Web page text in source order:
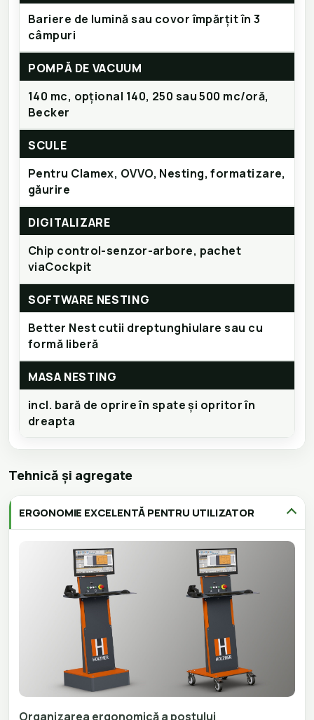
Bariere de lumină sau covor împărțit în 3
câmpuri
POMPĂ DE VACUUM
140 mc, opțional 140, 250 sau 500 mc/oră,
Becker
SCULE
Pentru Clamex, OVVO, Nesting, formatizare,
găurire
DIGITALIZARE
Chip control-senzor-arbore, pachet
viaCockpit
SOFTWARE NESTING
Better Nest cutii dreptunghiulare sau cu
formă liberă
MASA NESTING
incl. bară de oprire în spate și opritor în
dreapta
Tehnică și agregate
ERGONOMIE EXCELENTĂ PENTRU UTILIZATOR
Organizarea ergonomică a postului